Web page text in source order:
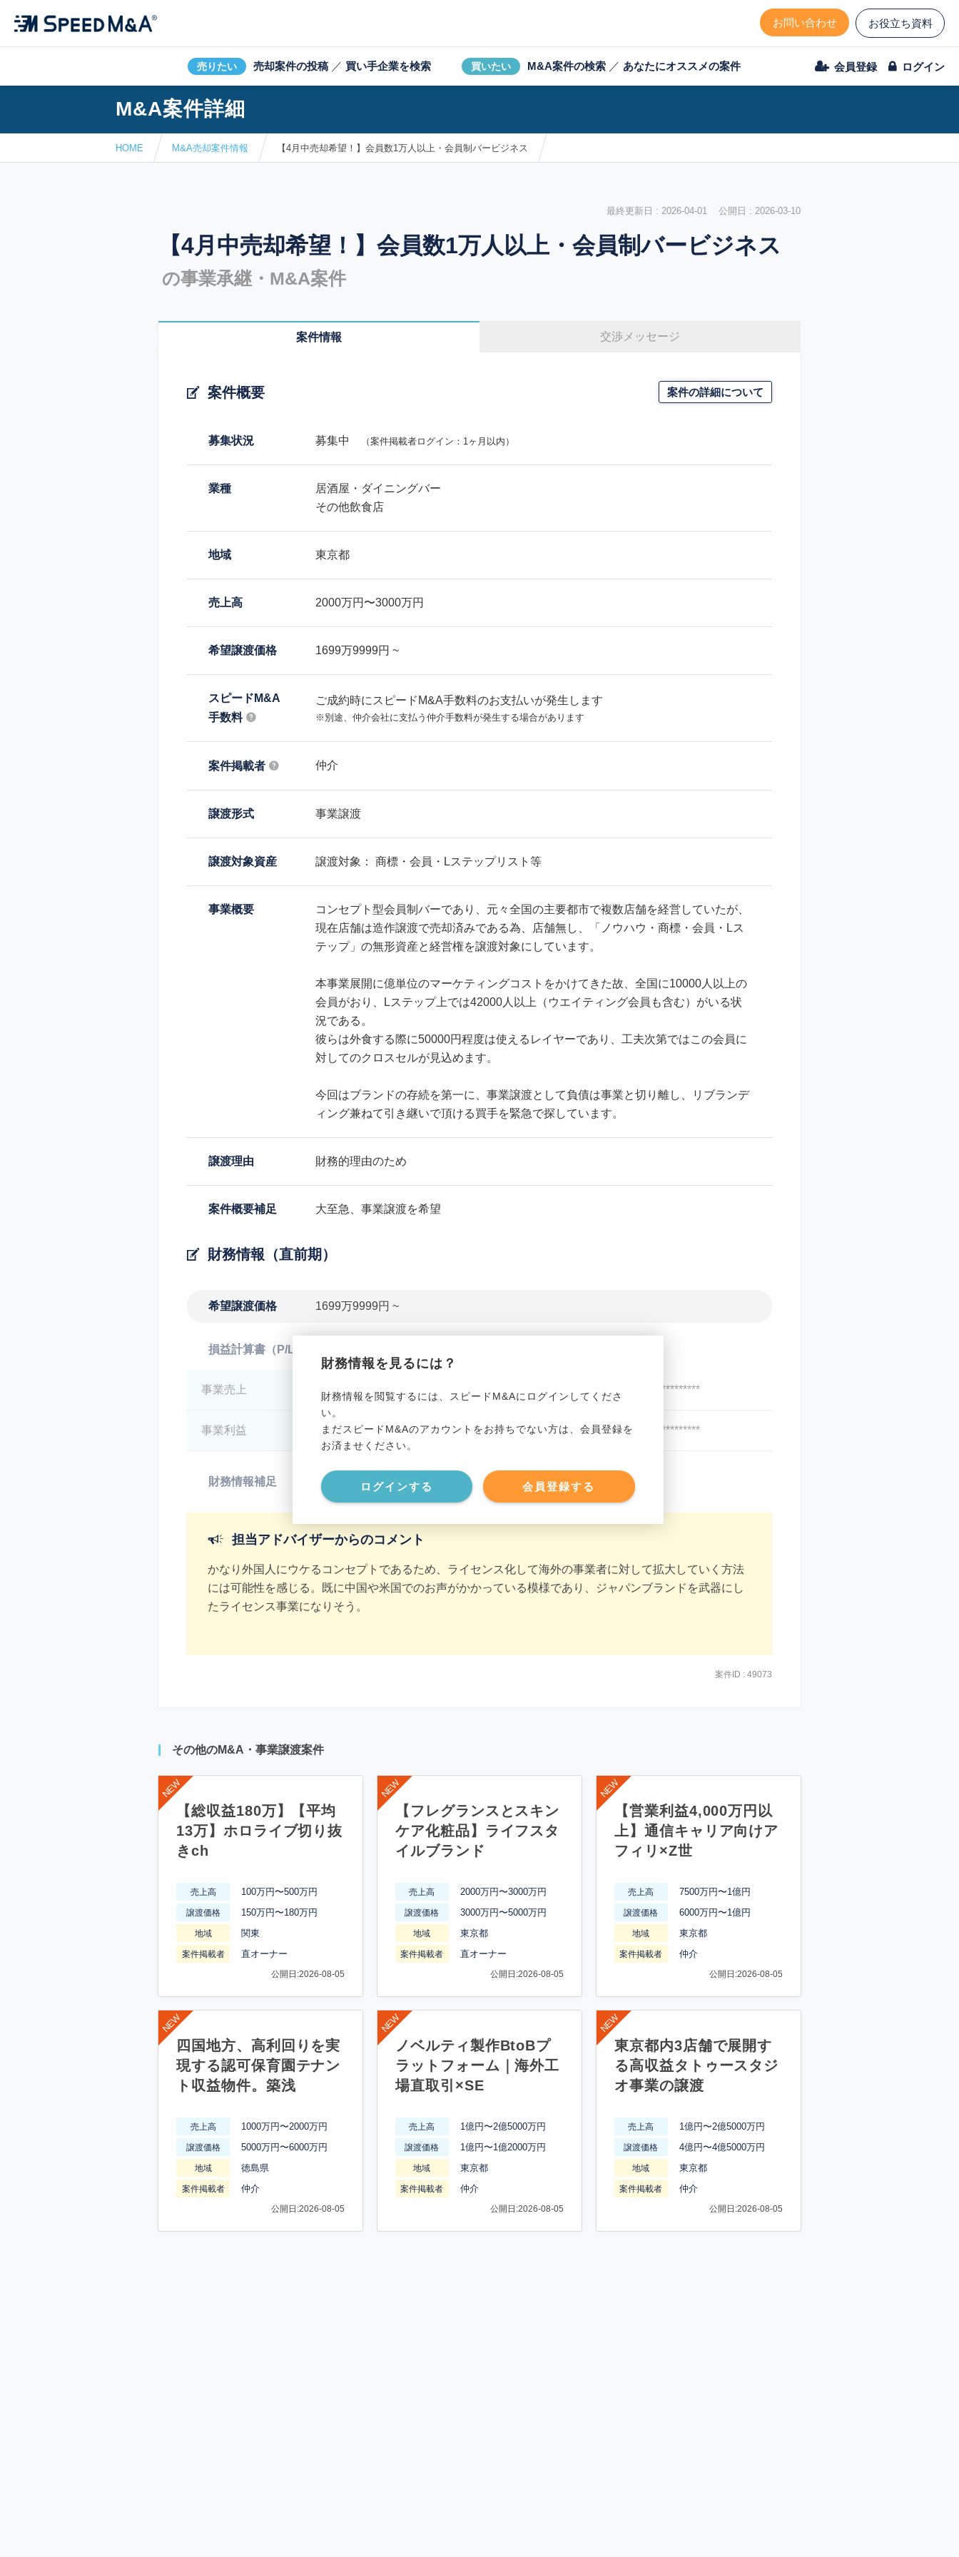
お問い合わせ お役立ち資料
売りたい 売却案件の投稿 ／ 買い手企業を検索 買いたい M&A案件の検索 ／ あなたにオススメの案件 会員登録 ログイン
M&A案件詳細
HOME M&A売却案件情報 【4月中売却希望！】会員数1万人以上・会員制バービジネス
最終更新日 : 2026-04-01 公開日 : 2026-03-10
【4月中売却希望！】会員数1万人以上・会員制バービジネス
の事業承継・M&A案件
案件情報 交渉メッセージ
案件概要 案件の詳細について
募集状況 募集中 （案件掲載者ログイン：1ヶ月以内）
業種
居酒屋・ダイニングバー
その他飲食店
地域 東京都
売上高 2000万円〜3000万円
希望譲渡価格 1699万9999円 ~
スピードM&A
手数料
ご成約時にスピードM&A手数料のお支払いが発生します
※別途、仲介会社に支払う仲介手数料が発生する場合があります
案件掲載者 仲介
譲渡形式 事業譲渡
譲渡対象資産 譲渡対象： 商標・会員・Lステップリスト等
事業概要
コンセプト型会員制バーであり、元々全国の主要都市で複数店舗を経営していたが、
現在店舗は造作譲渡で売却済みである為、店舗無し、「ノウハウ・商標・会員・Lス
テップ」の無形資産と経営権を譲渡対象にしています。
本事業展開に億単位のマーケティングコストをかけてきた故、全国に10000人以上の
会員がおり、Lステップ上では42000人以上（ウエイティング会員も含む）がいる状
況である。
彼らは外食する際に50000円程度は使えるレイヤーであり、工夫次第ではこの会員に
対してのクロスセルが見込めます。
今回はブランドの存続を第一に、事業譲渡として負債は事業と切り離し、リブランデ
ィング兼ねて引き継いで頂ける買手を緊急で探しています。
譲渡理由 財務的理由のため
案件概要補足 大至急、事業譲渡を希望
財務情報（直前期）
希望譲渡価格 1699万9999円 ~
財務情報を見るには？
財務情報を閲覧するには、スピードM&Aにログインしてくださ
い。
まだスピードM&Aのアカウントをお持ちでない方は、会員登録を
お済ませください。
ログインする 会員登録する
損益計算書（P/L）
事業売上 ********************
事業利益 ********************
事業資産 ********************
事業負債 ********************
財務情報補足 ********************
担当アドバイザーからのコメント
かなり外国人にウケるコンセプトであるため、ライセンス化して海外の事業者に対して拡大していく方法
には可能性を感じる。既に中国や米国でのお声がかかっている模様であり、ジャパンブランドを武器にし
たライセンス事業になりそう。
案件ID : 49073
その他のM&A・事業譲渡案件
【総収益180万】【平均
13万】ホロライブ切り抜
きch
売上高 100万円〜500万円
譲渡価格 150万円〜180万円
地域 関東
案件掲載者 直オーナー
公開日:2026-08-05
【フレグランスとスキン
ケア化粧品】ライフスタ
イルブランド
売上高 2000万円〜3000万円
譲渡価格 3000万円〜5000万円
地域 東京都
案件掲載者 直オーナー
公開日:2026-08-05
【営業利益4,000万円以
上】通信キャリア向けア
フィリ×Z世
売上高 7500万円〜1億円
譲渡価格 6000万円〜1億円
地域 東京都
案件掲載者 仲介
公開日:2026-08-05
四国地方、高利回りを実
現する認可保育園テナン
ト収益物件。築浅
売上高 1000万円〜2000万円
譲渡価格 5000万円〜6000万円
地域 徳島県
案件掲載者 仲介
公開日:2026-08-05
ノベルティ製作BtoBプ
ラットフォーム｜海外工
場直取引×SE
売上高 1億円〜2億5000万円
譲渡価格 1億円〜1億2000万円
地域 東京都
案件掲載者 仲介
公開日:2026-08-05
東京都内3店舗で展開す
る高収益タトゥースタジ
オ事業の譲渡
売上高 1億円〜2億5000万円
譲渡価格 4億円〜4億5000万円
地域 東京都
案件掲載者 仲介
公開日:2026-08-05